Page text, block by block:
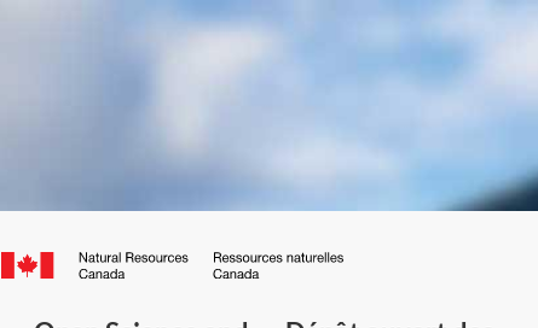
Canada.ca